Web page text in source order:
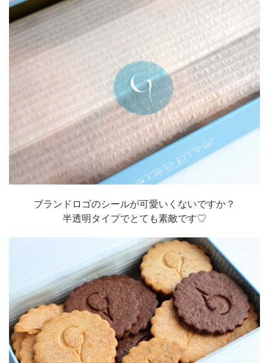
ブランドロゴのシールが可愛いくないですか？
半透明タイプでとても素敵です♡